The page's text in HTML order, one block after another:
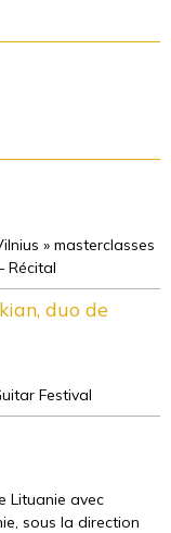
» masterclasses
Récital
duo de
Festival
Lituanie avec
sous la direction